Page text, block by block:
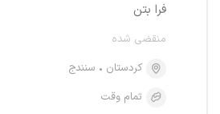
فرا بتن
منقضی شده
کردستان
سنندج
تمام وقت